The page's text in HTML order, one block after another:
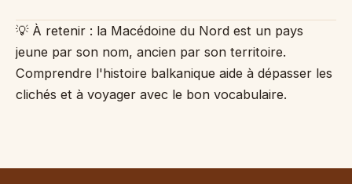
💡 À retenir : la Macédoine du Nord est un pays
jeune par son nom, ancien par son territoire.
Comprendre l'histoire balkanique aide à dépasser les
clichés et à voyager avec le bon vocabulaire.